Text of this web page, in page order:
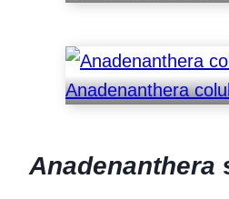
Anadenanthera
Anadenanthera